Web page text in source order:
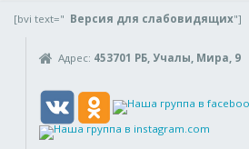
[bvi text=" Версия для слабовидящих"]
Адрес: 453701 РБ, Учалы, Мира, 9